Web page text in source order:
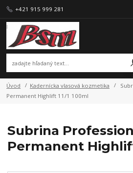
+421 915 999 281
Úvod Kadernícka vlasová kozmetika
Permanent Highlift 11/1 100ml
Subrina
Permanent Highlift